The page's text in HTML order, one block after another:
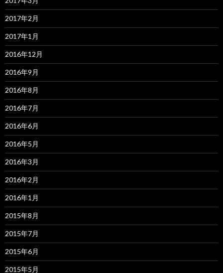
2017年2月
2017年1月
2016年12月
2016年9月
2016年8月
2016年7月
2016年6月
2016年5月
2016年3月
2016年2月
2016年1月
2015年8月
2015年7月
2015年6月
2015年5月